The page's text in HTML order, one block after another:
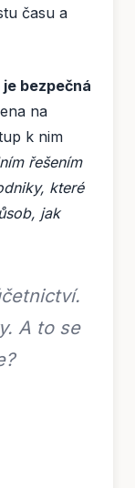
času a
bezpečná
na
k nim
řešením
které
jak
A to se